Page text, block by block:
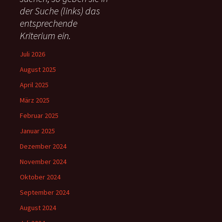
c
:
der Suche (links) das
entsprechende
Kriterium ein.
Juli 2026
August 2025
April 2025
März 2025
Februar 2025
Januar 2025
Dezember 2024
November 2024
Oktober 2024
September 2024
August 2024